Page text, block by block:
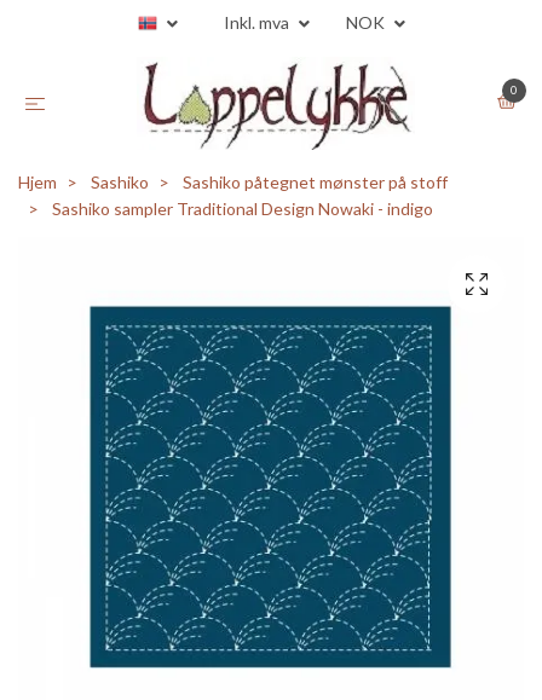
Inkl. mva NOK
0
Hjem Sashiko
Sashiko påtegnet mønster på stoff
Sashiko sampler Traditional Design Nowaki - indigo